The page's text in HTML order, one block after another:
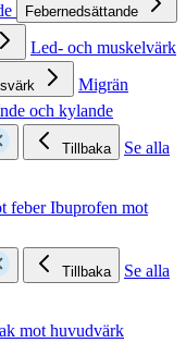
Febernedsättande
Led- och muskelvärk
Migrän
och kylande
Tillbaka
Se alla
feberIbuprofen mot
Tillbaka
Se alla
mot huvudvärk